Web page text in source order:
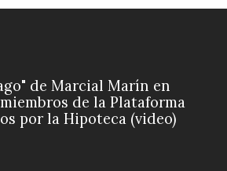
de Marcial Marín en
de la Plataforma
por la Hipoteca (video)